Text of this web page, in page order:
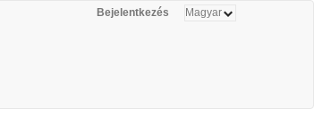
Bejelentkezés